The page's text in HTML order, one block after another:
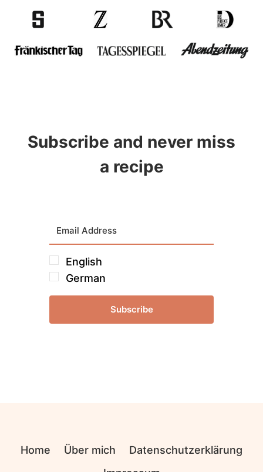
Subscribe and never miss
a recipe
English
German
Subscribe
Home Über mich
Datenschutzerklärung